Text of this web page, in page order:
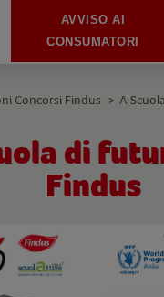
di
Findus
Concorsi Findus > A
AVVISO AI
CONSUMATORI